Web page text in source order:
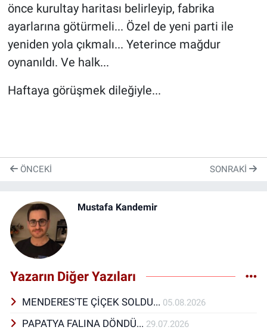
önce kurultay haritası belirleyip, fabrika
ayarlarına götürmeli... Özel de yeni parti ile
yeniden yola çıkmalı... Yeterince mağdur
oynanıldı. Ve halk...
Haftaya görüşmek dileğiyle...
ÖNCEKI SONRAKI
Mustafa Kandemir
Yazarın Diğer Yazıları
MENDERES'TE ÇİÇEK SOLDU... 05.08.2026
PAPATYA FALINA DÖNDÜ... 29.07.2026